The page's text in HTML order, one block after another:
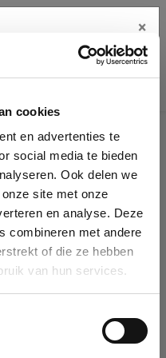
cookies
en advertenties te
social media te bieden
Ook delen we
site met onze
en analyse. Deze
combineren met andere
of die ze hebben
van hun services.
details
by name, VAT or
it will auto-complete the
our database, you can create
×